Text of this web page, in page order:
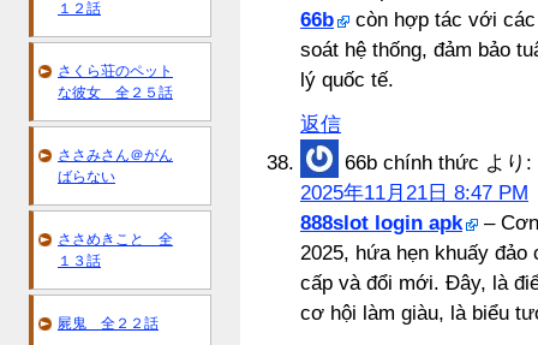
66b
còn hợp tác với
soát hệ thống, đảm bảo
lý quốc tế.
返信
66b chính thức より:
2025年11月21日 8:47 PM
888slot login apk
–
2025, hứa hẹn khuấy
cấp và đổi mới. Đây, là
cơ hội làm giàu, là biểu
１２話
さくら荘のペット
な彼女 全２５話
ささみさん＠がん
ばらない
ささめきこと 全
１３話
屍鬼 全２２話